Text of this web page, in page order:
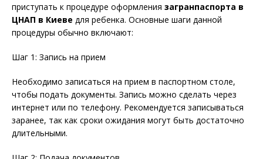
приступать к процедуре оформления загранпаспорта в
ЦНАП в Киеве для ребенка. Основные шаги данной
процедуры обычно включают:
Шаг 1: Запись на прием
Необходимо записаться на прием в паспортном столе,
чтобы подать документы. Запись можно сделать через
интернет или по телефону. Рекомендуется записываться
заранее, так как сроки ожидания могут быть достаточно
длительными.